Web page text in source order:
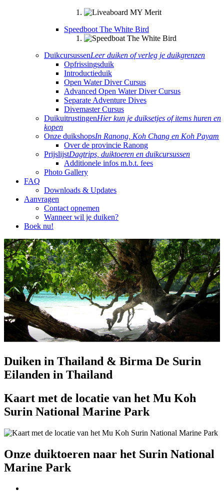
Speedboot The White Bird
DuikcursussenLeer duiken of verleg je duikgrenzen
Opfrissingsduik
Introductieduik
Open Water Diver Cursus
Advanced Open Water Diver Cursus
Separate Adventure Dives
Divemaster Cursus
DuikuitrustingenHier kun je duiksetjes of items huren en
kopen
Onze duikshopsIn Ranong, Koh Chang en Koh Payam
Over de provincie Ranong
PrijslijstDagtrips, duiktoeren en duikcursussen
Additionele infos m.b.t. fees
Photo Gallery
FAQ
Downloads & Updates
Aanvragen
Contact opnemen
Wanneer wil je duiken?
Boek nu!
Duiken in Thailand & Birma De Surin
Eilanden in Thailand
Kaart met de locatie van het Mu Koh
Surin National Marine Park
Onze duiktoeren naar het Surin National
Marine Park